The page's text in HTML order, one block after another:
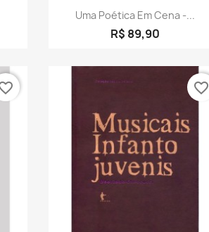
Visualização rápida
Uma Poética Em Cena -...
R$ 89,90
favorite_border